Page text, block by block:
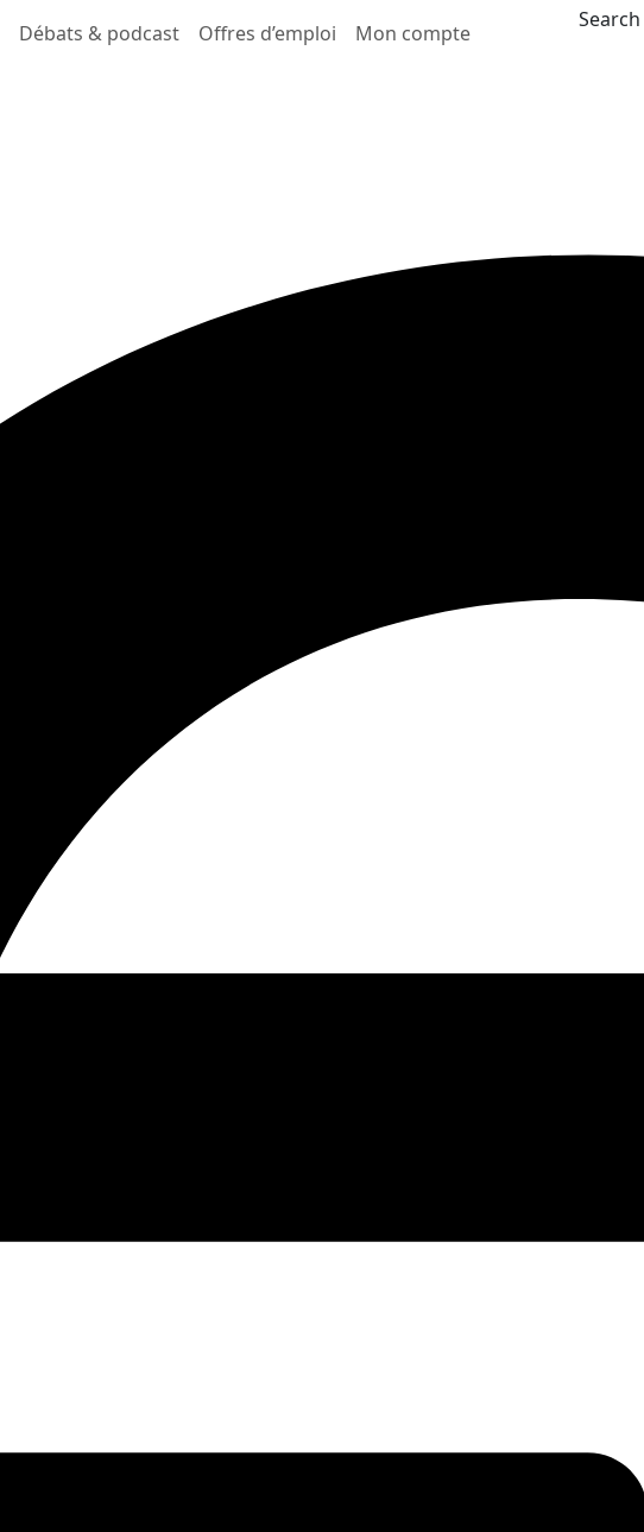
Débats & podcast Offres d’emploi Mon compte
Search